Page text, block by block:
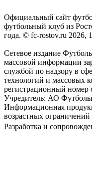
Официальный сайт
футбольный клуб из
года. © fc-rostov.ru 2026,
Сетевое издание
массовой информации
службой по надзору в
технологий и массовых
регистрационный
Учредитель: АО
Информационная
возрастных ограничений
Разработка и